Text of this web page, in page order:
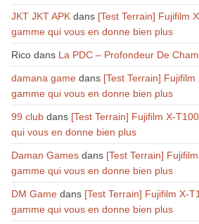
JKT JKT APKdans [Test Terrain] Fujifilm
gamme qui vous en donne bien plus
Ricodans La PDC – Profondeur De
damana gamedans [Test Terrain]
gamme qui vous en donne bien plus
99 clubdans [Test Terrain] Fujifilm X-
qui vous en donne bien plus
Daman Gamesdans [Test Terrain]
gamme qui vous en donne bien plus
DM Gamedans [Test Terrain] Fujifilm X-
gamme qui vous en donne bien plus